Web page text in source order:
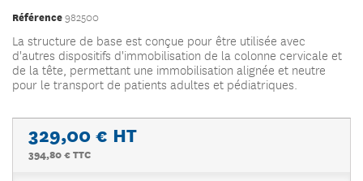
Référence982500
La structure de base est conçue pour être utilisée avec
d'autres dispositifs d'immobilisation de la colonne cervicale et
de la tête, permettant une immobilisation alignée et neutre
pour le transport de patients adultes et pédiatriques.
329,00 € HT
394,80 € TTC